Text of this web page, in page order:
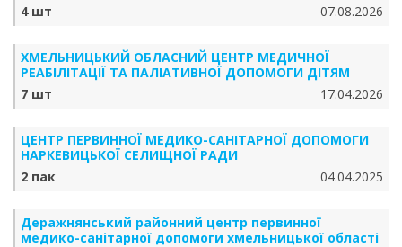
4 шт
07.08.2026
ХМЕЛЬНИЦЬКИЙ ОБЛАСНИЙ ЦЕНТР МЕДИЧНОЇ
РЕАБІЛІТАЦІЇ ТА ПАЛІАТИВНОЇ ДОПОМОГИ ДІТЯМ
7 шт
17.04.2026
ЦЕНТР ПЕРВИННОЇ МЕДИКО-САНІТАРНОЇ ДОПОМОГИ
НАРКЕВИЦЬКОЇ СЕЛИЩНОЇ РАДИ
2 пак
04.04.2025
Деражнянський районний центр первинної
медико-санітарної допомоги хмельницької області